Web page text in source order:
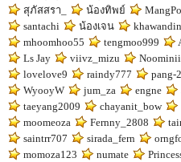
สุภัสสรา_
น้องทิพย์
santachi
น้องเจน khawandin
mhoomhoo55
tengmoo999
Ls Jay
viivz_mizu
lovelove9
raindy777 pang-
WyooyW
jum_za engne
taeyang2009
chayanit_bow
moomeoza
Fernny_2808
saintrr707
sirada_fern
momoza123
numate